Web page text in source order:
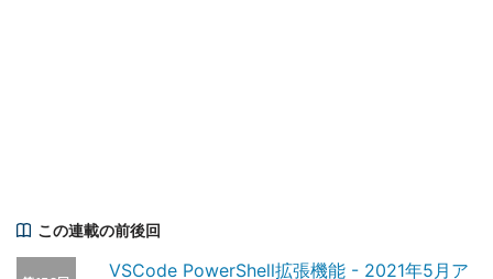
この連載の前後回
VSCode PowerShell拡張機能 - 2021年5月ア